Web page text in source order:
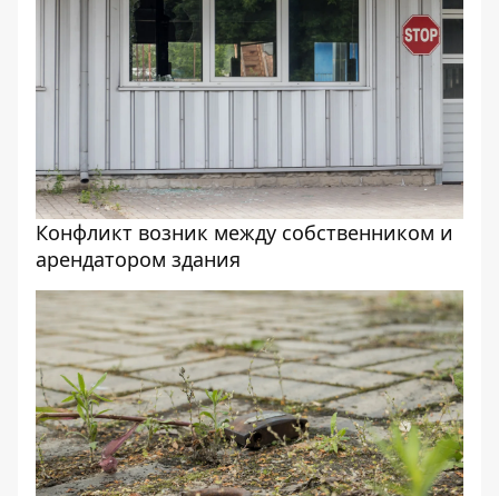
Конфликт возник между собственником и
арендатором здания